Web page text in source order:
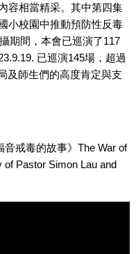
容相當精采。其中第四集
小校園中推動預防性反毒
期間，本會已巡演了117
已巡演145場，超過
及師生們的高度肯定與支
音戒毒的故事》The War of
of Pastor Simon Lau and